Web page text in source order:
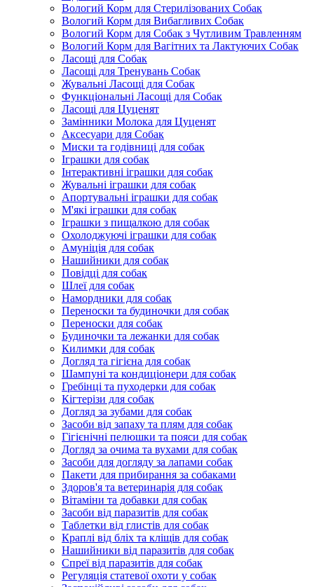
Вологий Корм для Стерилізованих Собак
Вологий Корм для Вибагливих Собак
Вологий Корм для Собак з Чутливим Травленням
Вологий Корм для Вагітних та Лактуючих Собак
Ласощі для Собак
Ласощі для Тренувань Собак
Жувальні Ласощі для Собак
Функціональні Ласощі для Собак
Ласощі для Цуценят
Замінники Молока для Цуценят
Аксесуари для Собак
Миски та годівниці для собак
Іграшки для собак
Інтерактивні іграшки для собак
Жувальні іграшки для собак
Апортувальні іграшки для собак
М'які іграшки для собак
Іграшки з пищалкою для собак
Охолоджуючі іграшки для собак
Амуніція для собак
Нашийники для собак
Повідці для собак
Шлеї для собак
Намордники для собак
Переноски та будиночки для собак
Переноски для собак
Будиночки та лежанки для собак
Килимки для собак
Догляд та гігієна для собак
Шампуні та кондиціонери для собак
Гребінці та пуходерки для собак
Кігтерізи для собак
Догляд за зубами для собак
Засоби від запаху та плям для собак
Гігієнічні пелюшки та пояси для собак
Догляд за очима та вухами для собак
Засоби для догляду за лапами собак
Пакети для прибирання за собаками
Здоров'я та ветеринарія для собак
Вітаміни та добавки для собак
Засоби від паразитів для собак
Таблетки від глистів для собак
Краплі від бліх та кліщів для собак
Нашийники від паразитів для собак
Спреї від паразитів для собак
Регуляція статевої охоти у собак